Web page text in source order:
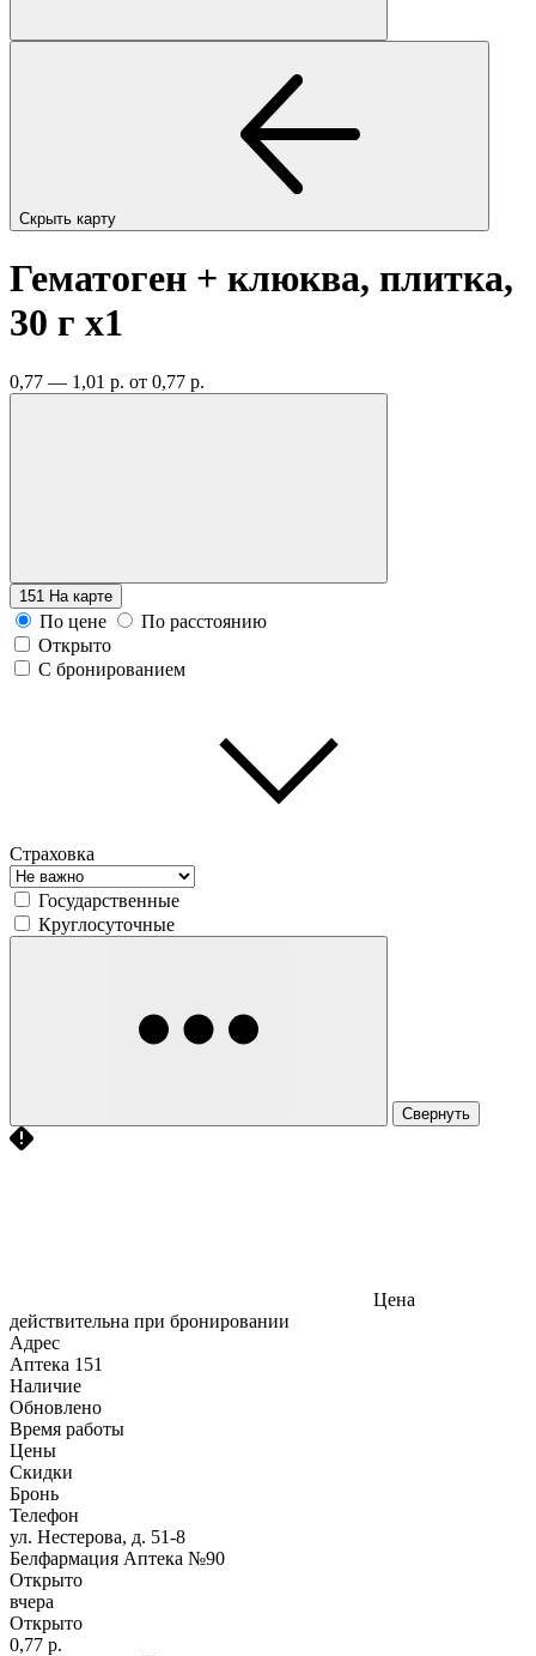
Скрыть карту
Гематоген + клюква, плитка,
30 г x1
0,77 — 1,01 р. от 0,77 р.
151 На карте
По цене
По расстоянию
Открыто
С бронированием
Страховка
Государственные
Круглосуточные
Свернуть
Цена
действительна при бронировании
Адрес
Аптека 151
Наличие
Обновлено
Время работы
Цены
Скидки
Бронь
Телефон
ул. Нестерова, д. 51-8
Белфармация Аптека №90
Открыто
вчера
Открыто
0,77 р.